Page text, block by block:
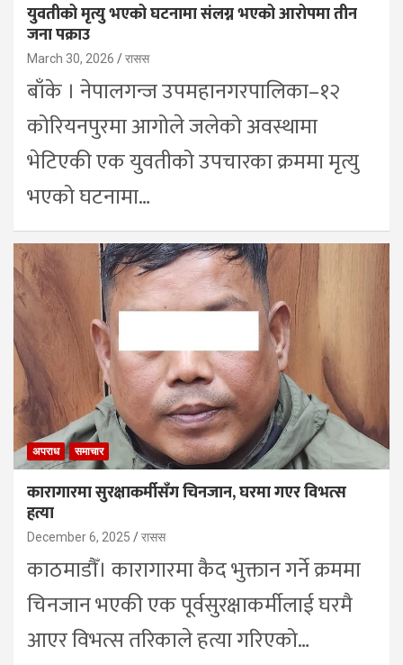
युवतीको मृत्यु भएको घटनामा संलग्न भएको आरोपमा तीन
जना पक्राउ
March 30, 2026 रासस
बाँके । नेपालगन्ज उपमहानगरपालिका–१२
कोरियनपुरमा आगोले जलेको अवस्थामा
भेटिएकी एक युवतीको उपचारका क्रममा मृत्यु
भएको घटनामा…
अपराध समाचार
कारागारमा सुरक्षाकर्मीसँग चिनजान, घरमा गएर विभत्स
हत्या
December 6, 2025 रासस
काठमाडौँ। कारागारमा कैद भुक्तान गर्ने क्रममा
चिनजान भएकी एक पूर्वसुरक्षाकर्मीलाई घरमै
आएर विभत्स तरिकाले हत्या गरिएको…